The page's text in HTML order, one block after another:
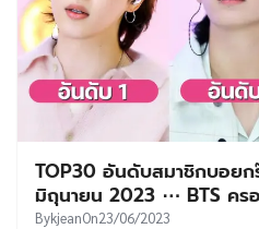
TOP30 อันดับสมาชิกบอยก
มิถุนายน 2023 ⋯ BTS คร
BykjeanOn23/06/2023